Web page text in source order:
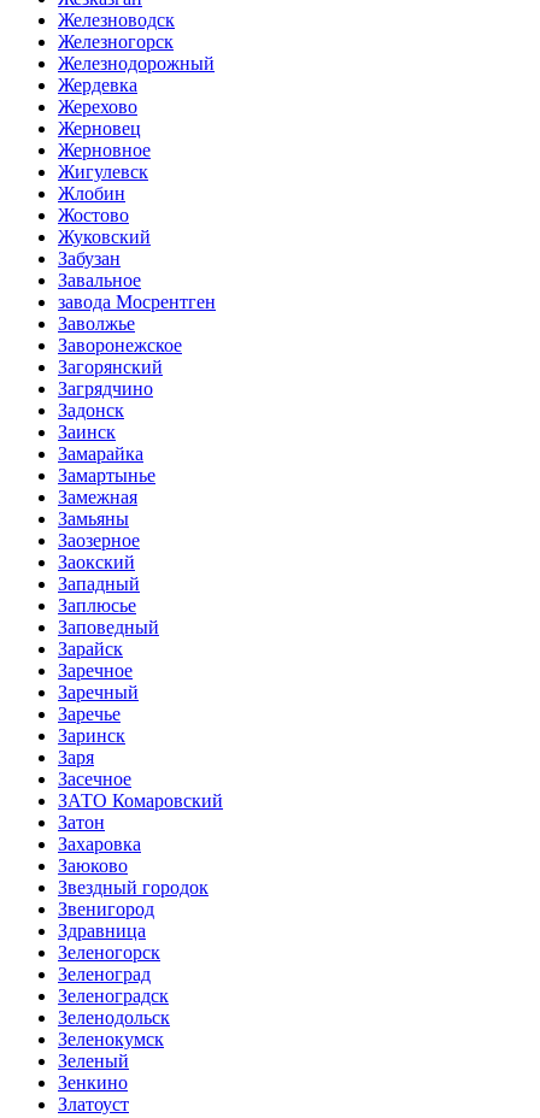
Железноводск
Железногорск
Железнодорожный
Жердевка
Жерехово
Жерновец
Жерновное
Жигулевск
Жлобин
Жостово
Жуковский
Забузан
Завальное
завода Мосрентген
Заволжье
Заворонежское
Загорянский
Загрядчино
Задонск
Заинск
Замарайка
Замартынье
Замежная
Замьяны
Заозерное
Заокский
Западный
Заплюсье
Заповедный
Зарайск
Заречное
Заречный
Заречье
Заринск
Заря
Засечное
ЗАТО Комаровский
Затон
Захаровка
Заюково
Звездный городок
Звенигород
Здравница
Зеленогорск
Зеленоград
Зеленоградск
Зеленодольск
Зеленокумск
Зеленый
Зенкино
Златоуст